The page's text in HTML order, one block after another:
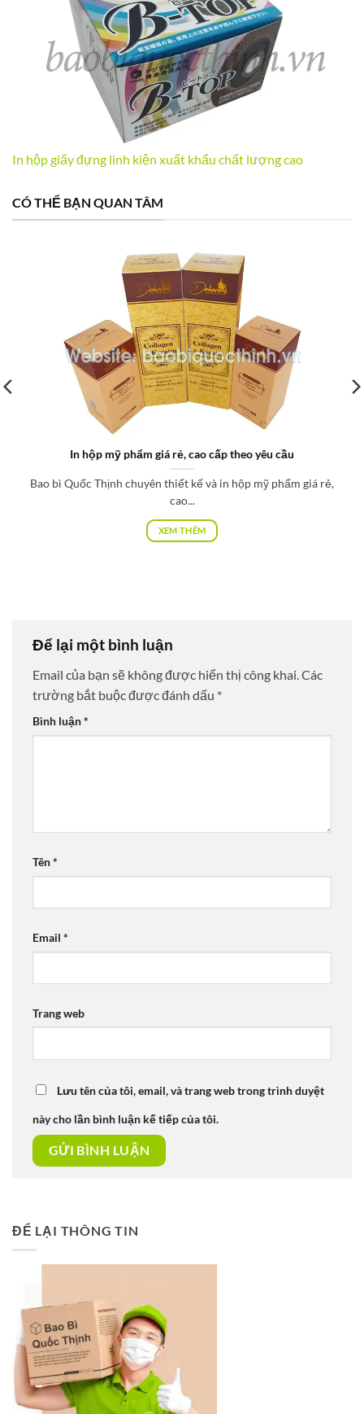
In hộp giấy đựng linh kiện xuất khẩu chất lượng cao
CÓ THỂ BẠN QUAN TÂM
In hộp mỹ phẩm giá rẻ, cao cấp theo yêu cầu
Bao bì Quốc Thịnh chuyên thiết kế và in hộp mỹ phẩm giá rẻ,
cao...
XEM THÊM
Để lại một bình luận
Email của bạn sẽ không được hiển thị công khai.Các
trường bắt buộc được đánh dấu *
Bình luận*
Tên*
Email *
Trang web
Lưu tên của tôi, email, và trang web trong trình duyệt
này cho lần bình luận kế tiếp của tôi.
ĐỂ LẠI THÔNG TIN